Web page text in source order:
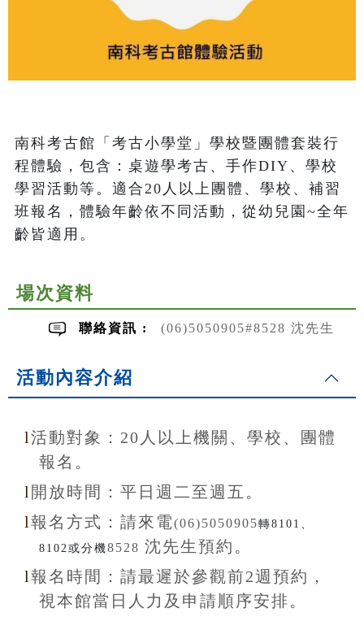
南科考古館「考古小學堂」學校暨團體套裝行
程體驗，包含：桌遊學考古、手作DIY、學校
學習活動等。適合20人以上團體、學校、補習
班報名，體驗年齡依不同活動，從幼兒園~全年
齡皆適用。
場次資料
聯絡資訊 : (06)5050905#8528 沈先生
活動內容介紹
l活動對象：20 人以上機關、學校、團體
報名。
l 開放時間： 平日週二至週五。
l報名方式： 請來電(06)5050905轉8101、
8102或分機8528 沈先生預約。
l報名 時間： 請最遲於參觀前2週預約，
視本館當日人力及申請順序安排。